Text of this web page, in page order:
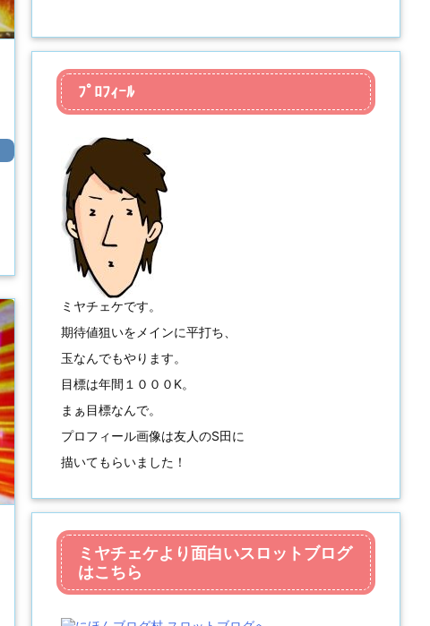
ﾌﾟﾛﾌｨｰﾙ
ミヤチェケです。
期待値狙いをメインに平打ち、
玉なんでもやります。
目標は年間１０００K。
まぁ目標なんで。
プロフィール画像は友人のS田に
描いてもらいました！
ミヤチェケより面白いスロットブログ
はこちら